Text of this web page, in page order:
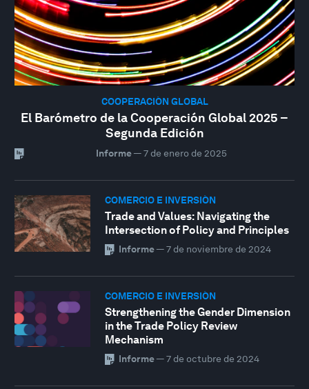
COOPERACIÓN GLOBAL
El Barómetro de la Cooperación Global 2025 –
Segunda Edición
Informe—7 de enero de 2025
COMERCIO E INVERSIÓN
Trade and Values: Navigating the
Intersection of Policy and Principles
Informe— 7 de noviembre de 2024
COMERCIO E INVERSIÓN
Strengthening the Gender Dimension
in the Trade Policy Review
Mechanism
Informe— 7 de octubre de 2024